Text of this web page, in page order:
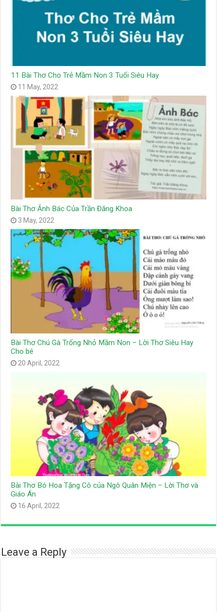
11 Bài Thơ Cho Trẻ Mầm Non 3 Tuổi Siêu Hay
11 May, 2022
Bài Thơ Ảnh Bác Của Trần Đăng Khoa
3 May, 2022
Bài Thơ Chú Gà Trống Nhỏ Mầm Non – Lời Thơ Siêu Hay
Cho bé
20 April, 2022
Bài Thơ Bó Hoa Tặng Cô của Ngô Quân Miện – Lời Thơ và
Giáo Án
16 April, 2022
Leave a Reply